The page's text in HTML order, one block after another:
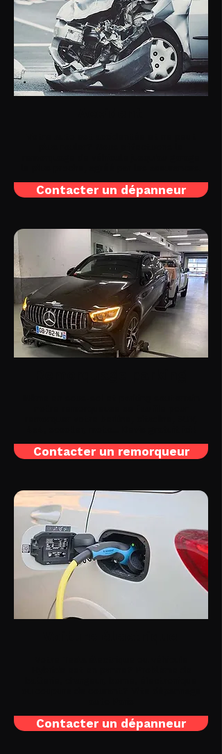
Contacter un dépanneur
Contacter un remorqueur
Contacter un dépanneur